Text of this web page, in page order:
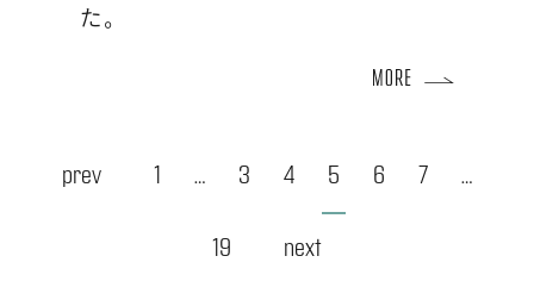
た。
prev 1 … 3 4 5 6 7 …
19 next